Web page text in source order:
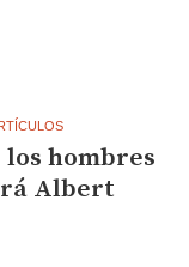
hombres
Albert